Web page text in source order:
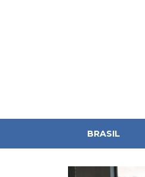
BRASIL